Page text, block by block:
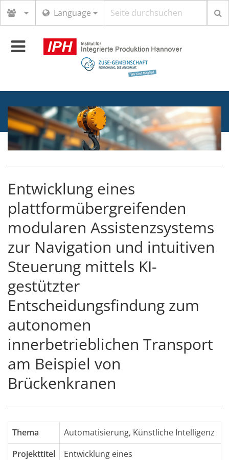
Language
Toggle
navigation
Entwicklung eines
plattformübergreifenden
modularen Assistenzsystems
zur Navigation und intuitiven
Steuerung mittels KI-
gestützter
Entscheidungsfindung zum
autonomen
innerbetrieblichen Transport
am Beispiel von
Brückenkranen
Thema Automatisierung, Künstliche Intelligenz
Projekttitel
Entwicklung eines